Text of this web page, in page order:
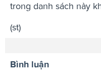
trong danh sách này
(st)
Bình luận